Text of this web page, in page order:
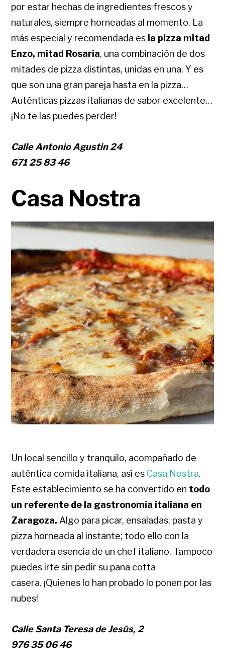
por estar hechas de ingredientes frescos y
naturales, siempre horneadas al momento. La
más especial y recomendada es la pizza mitad
Enzo, mitad Rosaria, una combinación de dos
mitades de pizza distintas, unidas en una. Y es
que son una gran pareja hasta en la pizza…
Auténticas pizzas italianas de sabor excelente…
¡No te las puedes perder!
Calle Antonio Agustin 24
671 25 83 46
Casa Nostra
Un local sencillo y tranquilo, acompañado de
auténtica comida italiana, así es Casa Nostra.
Este establecimiento se ha convertido en todo
un referente de la gastronomía italiana en
Zaragoza. Algo para picar, ensaladas, pasta y
pizza horneada al instante; todo ello con la
verdadera esencia de un chef italiano. Tampoco
puedes irte sin pedir su pana cotta
casera. ¡Quienes lo han probado lo ponen por las
nubes!
Calle Santa Teresa de Jesús, 2
976 35 06 46